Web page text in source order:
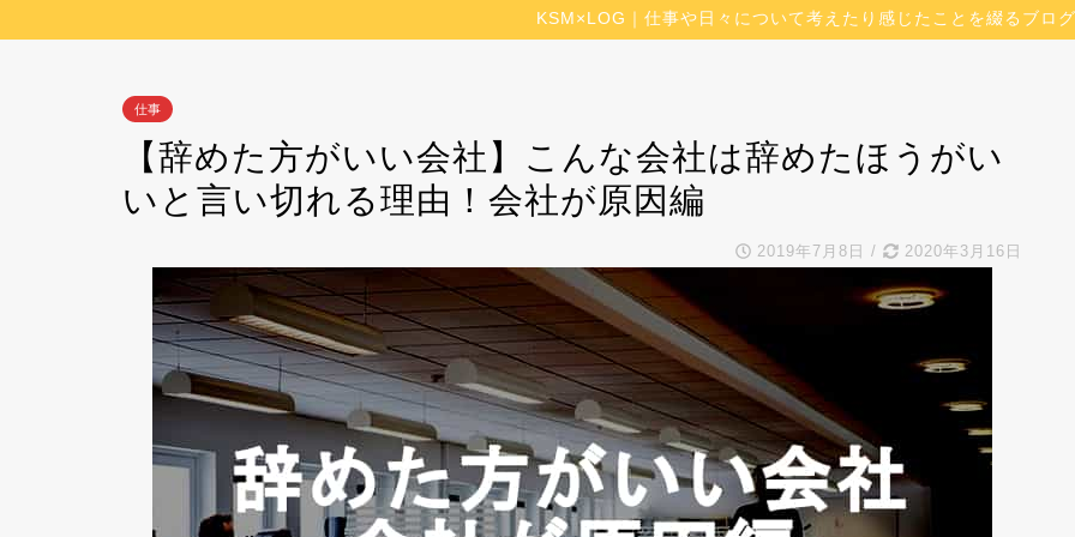
KSM×LOG｜仕事や日々について考えたり感じたことを綴るブログ
仕事
【辞めた方がいい会社】こんな会社は辞めたほうがい
いと言い切れる理由！会社が原因編
2019年7月8日 / 2020年3月16日